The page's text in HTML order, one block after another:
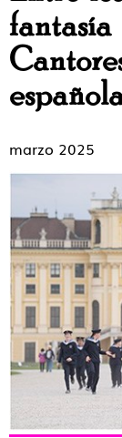
fantasía
marzo 2025